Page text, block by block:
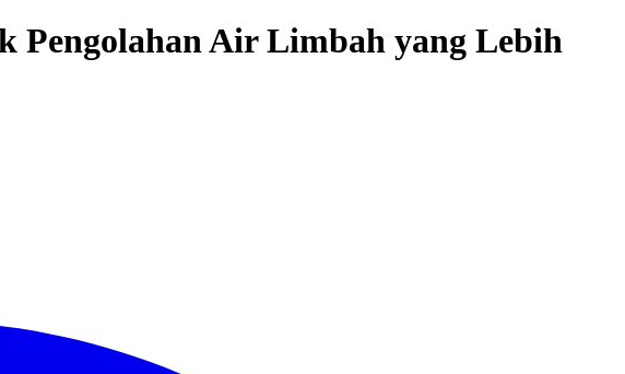
Pengolahan Air Limbah yang Lebih